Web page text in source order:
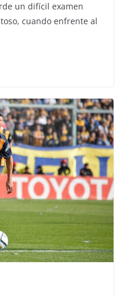
un difícil examen
cuando enfrente al